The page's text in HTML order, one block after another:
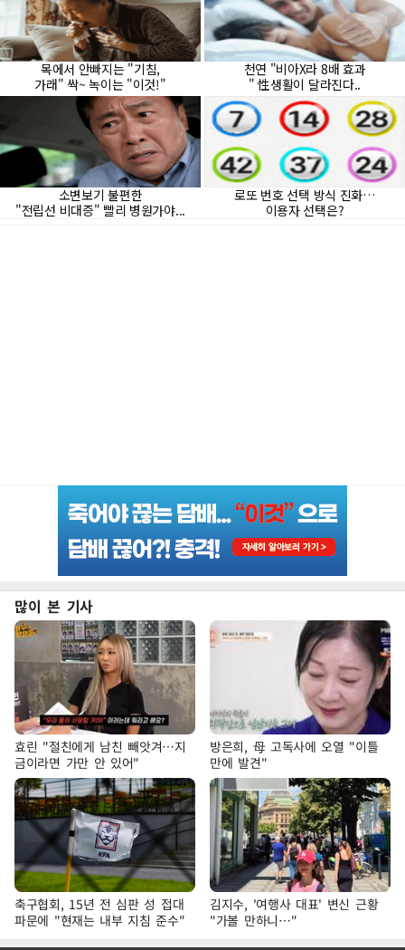
많이 본 기사
효린 "절친에게 남친 빼앗겨…지
금이라면 가만 안 있어"
방은희, 母 고독사에 오열 "이틀
만에 발견"
축구협회, 15년 전 심판 성 접대
파문에 "현재는 내부 지침 준수"
김지수, '여행사 대표' 변신 근황
"가볼 만하니…"